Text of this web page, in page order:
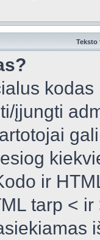
Teksto
įjungti
ir
tarp <